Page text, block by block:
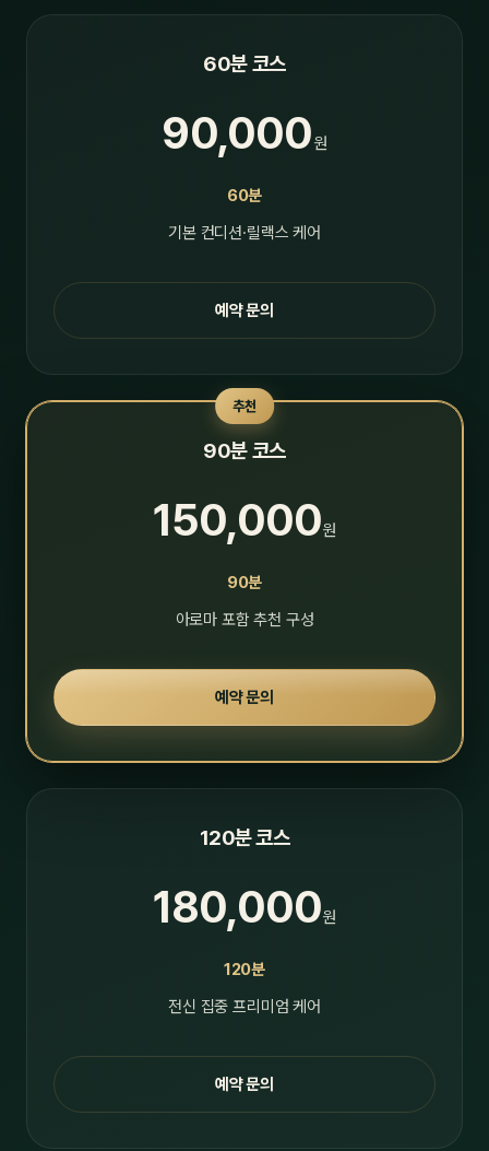
60분 코스
90,000원
60분
기본 컨디션·릴랙스 케어
예약 문의
추천
90분 코스
150,000원
90분
아로마 포함 추천 구성
예약 문의
120분 코스
180,000원
120분
전신 집중 프리미엄 케어
예약 문의